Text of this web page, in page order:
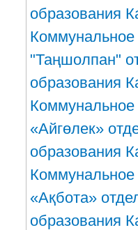
образования
Коммунальное
"Таңшолпан"
образования
Коммунальное
«Айгөлек»
образования
Коммунальное
«Ақбота»
образования